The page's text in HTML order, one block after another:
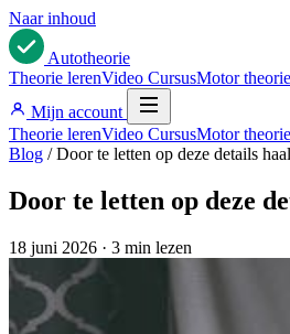
Naar inhoud
Autotheorie
Theorie lerenVideo CursusMotor theorie
Mijn account
Theorie lerenVideo CursusMotor theorie
Blog / Door te letten op deze details
Door te letten op deze
18 juni 2026 · 3 min lezen